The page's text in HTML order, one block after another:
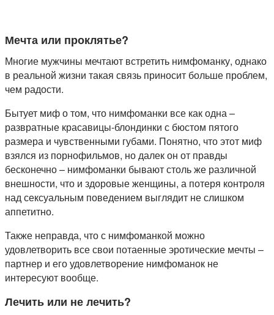
Мечта или проклятье?
Многие мужчины мечтают встретить нимфоманку, однако
в реальной жизни такая связь приносит больше проблем,
чем радости.
Бытует миф о том, что нимфоманки все как одна –
развратные красавицы-блондинки с бюстом пятого
размера и чувственными губами. Понятно, что этот миф
взялся из порнофильмов, но далек он от правды
бесконечно – нимфоманки бывают столь же различной
внешности, что и здоровые женщины, а потеря контроля
над сексуальным поведением выглядит не слишком
аппетитно.
Также неправда, что с нимфоманкой можно
удовлетворить все свои потаенные эротические мечты –
партнер и его удовлетворение нимфоманок не
интересуют вообще.
Лечить или не лечить?